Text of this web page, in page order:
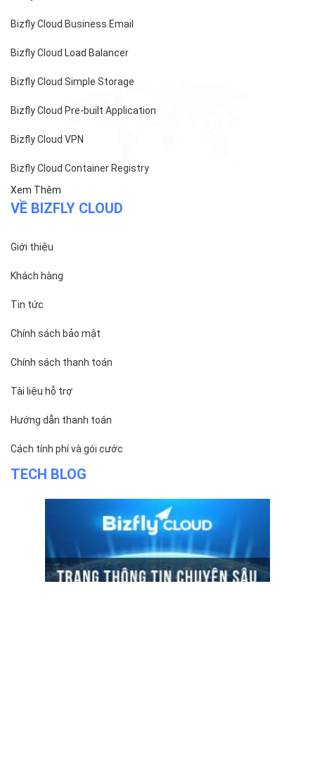
Bizfly Cloud Business Email
Bizfly Cloud Load Balancer
Bizfly Cloud Simple Storage
Bizfly Cloud Pre-built Application
Bizfly Cloud VPN
Bizfly Cloud Container Registry
Xem Thêm
VỀ BIZFLY CLOUD
Giới thiệu
Khách hàng
Tin tức
Chính sách bảo mật
Chính sách thanh toán
Tài liệu hỗ trợ
Hướng dẫn thanh toán
Cách tính phí và gói cước
TECH BLOG